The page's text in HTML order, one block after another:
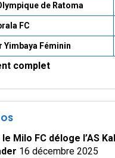
de Ratoma
FC
Yimbaya Féminin
complet
Milo FC déloge l’AS
16 décembre 2025